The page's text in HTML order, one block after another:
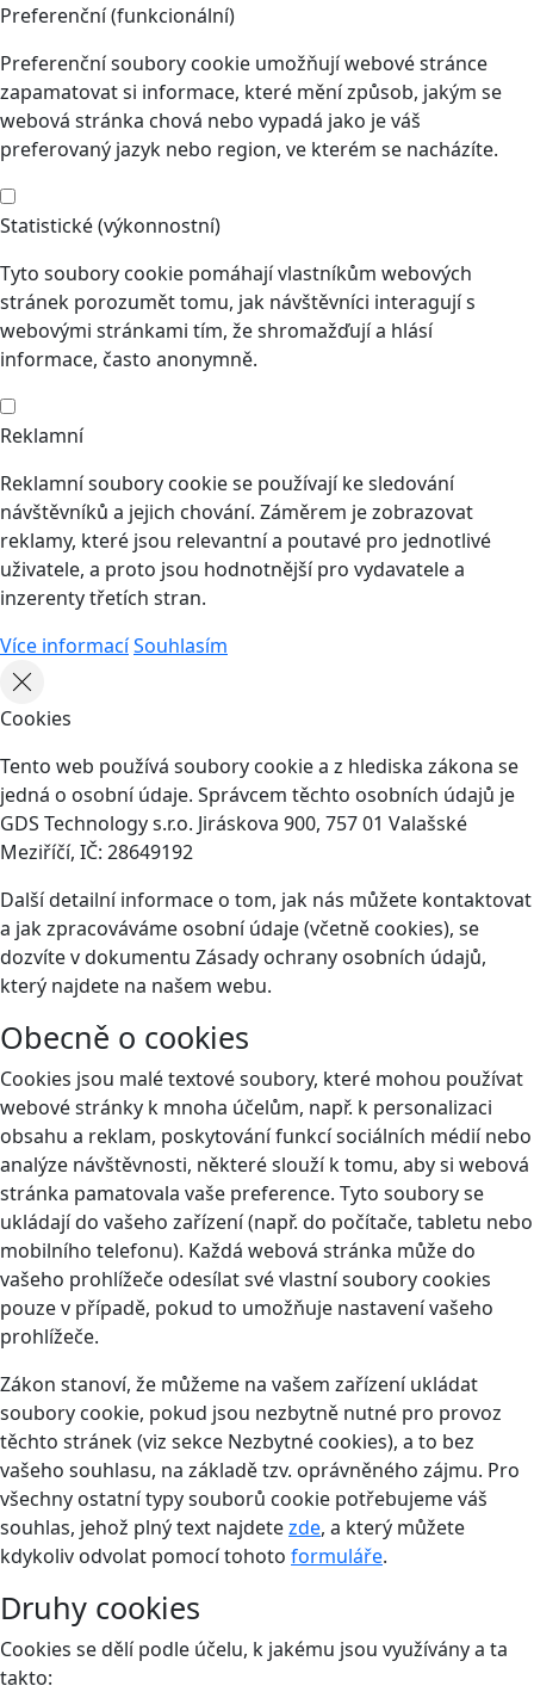
Preferenční (funkcionální)
Preferenční soubory cookie umožňují webové stránce
zapamatovat si informace, které mění způsob, jakým se
webová stránka chová nebo vypadá jako je váš
preferovaný jazyk nebo region, ve kterém se nacházíte.
Statistické (výkonnostní)
Tyto soubory cookie pomáhají vlastníkům webových
stránek porozumět tomu, jak návštěvníci interagují s
webovými stránkami tím, že shromažďují a hlásí
informace, často anonymně.
Reklamní
Reklamní soubory cookie se používají ke sledování
návštěvníků a jejich chování. Záměrem je zobrazovat
reklamy, které jsou relevantní a poutavé pro jednotlivé
uživatele, a proto jsou hodnotnější pro vydavatele a
inzerenty třetích stran.
Více informacíSouhlasím
Cookies
Tento web používá soubory cookie a z hlediska zákona se
jedná o osobní údaje. Správcem těchto osobních údajů je
GDS Technology s.r.o. Jiráskova 900, 757 01 Valašské
Meziříčí, IČ: 28649192
Další detailní informace o tom, jak nás můžete kontaktovat
a jak zpracováváme osobní údaje (včetně cookies), se
dozvíte v dokumentu Zásady ochrany osobních údajů,
který najdete na našem webu.
Obecně o cookies
Cookies jsou malé textové soubory, které mohou používat
webové stránky k mnoha účelům, např. k personalizaci
obsahu a reklam, poskytování funkcí sociálních médií nebo
analýze návštěvnosti, některé slouží k tomu, aby si webová
stránka pamatovala vaše preference. Tyto soubory se
ukládají do vašeho zařízení (např. do počítače, tabletu nebo
mobilního telefonu). Každá webová stránka může do
vašeho prohlížeče odesílat své vlastní soubory cookies
pouze v případě, pokud to umožňuje nastavení vašeho
prohlížeče.
Zákon stanoví, že můžeme na vašem zařízení ukládat
soubory cookie, pokud jsou nezbytně nutné pro provoz
těchto stránek (viz sekce Nezbytné cookies), a to bez
vašeho souhlasu, na základě tzv. oprávněného zájmu. Pro
všechny ostatní typy souborů cookie potřebujeme váš
souhlas, jehož plný text najdetezde, a který můžete
kdykoliv odvolat pomocí tohoto formuláře.
Druhy cookies
Cookies se dělí podle účelu, k jakému jsou využívány a ta
takto: